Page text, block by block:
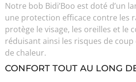
Notre bob Bidi’Boo est doté d’un
une protection efficace contre les
protège le visage, les oreilles et le
réduisant ainsi les risques de
de chaleur.
CONFORT TOUT AU LONG